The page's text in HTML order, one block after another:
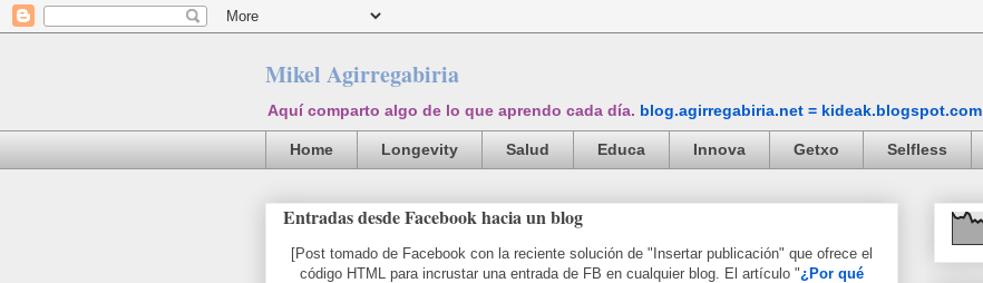
Mikel Agirregabiria
Aquí comparto algo de lo que aprendo cada día. blog.agirregabiria.net = kideak.blogspot.com
Home Longevity Salud Educa Innova Getxo Selfless
Entradas desde Facebook hacia un blog
[Post tomado de Facebook con la reciente solución de "Insertar publicación" que ofrece el
código HTML para incrustar una entrada de FB en cualquier blog. El artículo "¿Por qué